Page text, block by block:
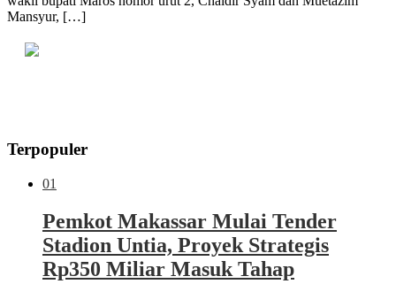
Mansyur, […]
Terpopuler
01
Pemkot Makassar Mulai Tender
Stadion Untia, Proyek Strategis
Rp350 Miliar Masuk Tahap